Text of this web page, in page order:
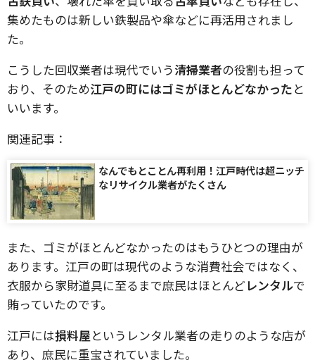
集めたものは新しい鉄製品や傘などに再活用されまし
た。
こうした回収業者は現代でいう清掃業者の役割も担って
おり、そのため江戸の町にはゴミがほとんどなかったと
いいます。
関連記事：
なんでもとことん再利用！江戸時代は超ニッチ
なリサイクル業者がたくさん
また、ゴミがほとんどなかったのはもうひとつの理由が
あります。江戸の町は現代のような消費社会ではなく、
衣服から家財道具に至るまで庶民はほとんどレンタルで
賄っていたのです。
江戸には損料屋というレンタル業者の走りのような店が
あり、庶民に重宝されていました。